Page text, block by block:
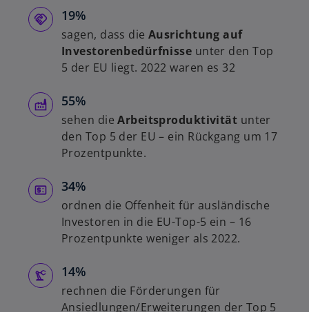
19%
sagen, dass dieAusrichtung auf
Investorenbedürfnisse unter den Top
5 der EU liegt. 2022 waren es 32
55%
sehen dieArbeitsproduktivität unter
den Top 5 der EU – ein Rückgang um 17
Prozentpunkte.
34%
ordnen die Offenheit für ausländische
Investoren in die EU-Top-5 ein – 16
Prozentpunkte weniger als 2022.
14%
rechnen die Förderungen für
Ansiedlungen/Erweiterungen der Top 5